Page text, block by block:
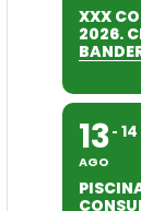
XXX
2026.
13
AGO
14